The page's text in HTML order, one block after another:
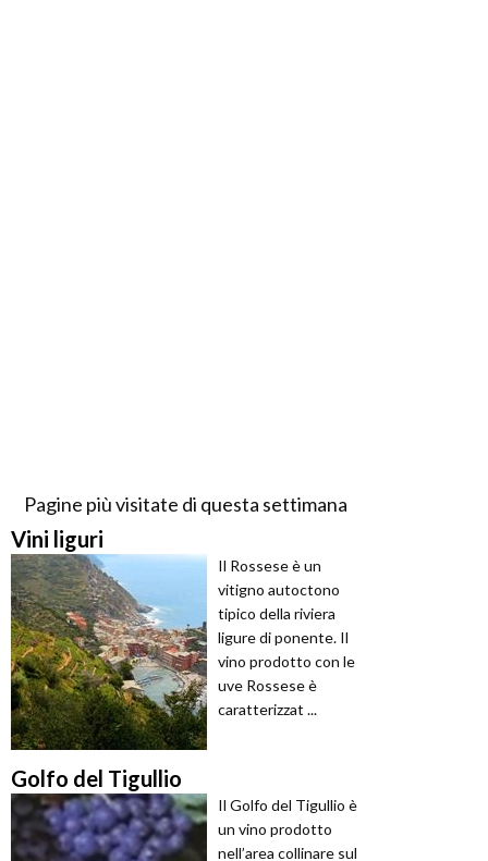
Pagine più visitate di questa settimana
Vini liguri
Il Rossese è un
vitigno autoctono
tipico della riviera
ligure di ponente. Il
vino prodotto con le
uve Rossese è
caratterizzat ...
Golfo del Tigullio
Il Golfo del Tigullio è
un vino prodotto
nell’area collinare sul